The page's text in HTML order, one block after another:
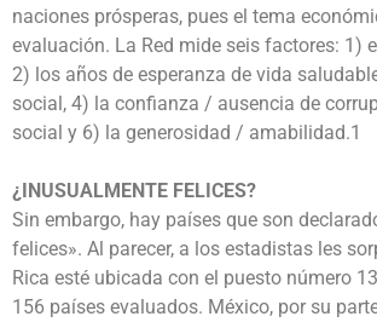
naciones prósperas, pues el tema
evaluación. La Red mide seis factores: 1)
2) los años de esperanza de vida
social, 4) la confianza / ausencia de
social y 6) la generosidad / amabilidad.1
¿INUSUALMENTE FELICES?
Sin embargo, hay países que son
felices». Al parecer, a los estadistas les
Rica esté ubicada con el puesto número
156 países evaluados. México, por su